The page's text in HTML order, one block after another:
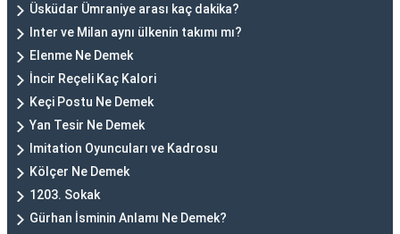
Üsküdar Ümraniye arası kaç dakika?
Inter ve Milan aynı ülkenin takımı mı?
Elenme Ne Demek
İncir Reçeli Kaç Kalori
Keçi Postu Ne Demek
Yan Tesir Ne Demek
Imitation Oyuncuları ve Kadrosu
Kölçer Ne Demek
1203. Sokak
Gürhan İsminin Anlamı Ne Demek?